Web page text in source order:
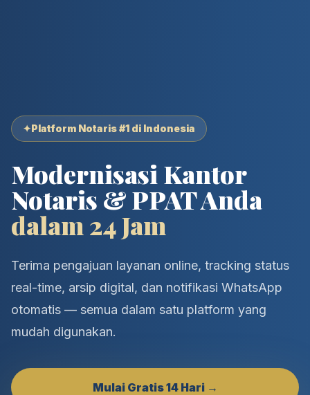
✦Platform Notaris #1 di Indonesia
Modernisasi Kantor
Notaris & PPAT Anda
dalam 24 Jam
Terima pengajuan layanan online, tracking status
real-time, arsip digital, dan notifikasi WhatsApp
otomatis — semua dalam satu platform yang
mudah digunakan.
Mulai Gratis 14 Hari →